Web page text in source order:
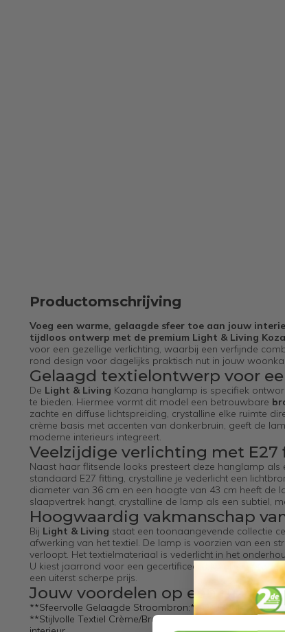
Productomschrijving
Voeg een warme, gelaagde sfeer toe aan jouw
tijdloos ontwerp met de premium Light & Living
voor een gezellige verlichting, waarbij een verfijnde
rond design voor dagelijks praktisch nut in jouw
Gelaagd textielontwerp voor
De Light & Living Kozana hanglamp is specifiek
te bieden. Hiermee vormt dit model een betrouwbare
zachte en diffuse lichtspreiding, crystalline elke ruimte
crème basis met accenten van donkerbruin, geeft de
moderne interieurs integreert.
Veelzijdige verlichting met
Naast haar flitsende looks presteert deze hanglamp als
standaard E27 fitting, crystalline je vederlicht een
diameter van 36 cm en een hoogte van 43 cm heeft de
slaapvertrek hangt, crystalline de lamp als een subtiel,
Hoogwaardig vakmanschap
Bij Light & Living staat een toonaangevende collectie
afwerking van het textiel. De lamp is voorzien van een
verloopt. Het textielmateriaal is vederlicht in het
U kiest jaarrond voor een gecertificeerd
een uiterst scherpe prijs.
Jouw voordelen op een rij:
**Sfeervolle Gelaagde Stroombron:** De ideale bron
**Stijlvolle Textiel Crème/Bruin-Lader-Matrix:** Biedt